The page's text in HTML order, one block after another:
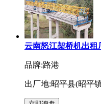
云南怒江架桥机出租
品牌:路港
出厂地:昭平县(昭平